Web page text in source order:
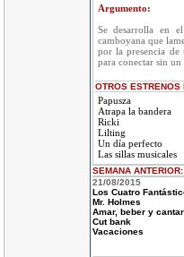
Argumento:
Se desarrolla en
camboyana que
por la presencia de
para conectar sin un
OTROS ESTRENOS
Papusza
Atrapa la bandera
Ricki
Lilting
Un día perfecto
Las sillas musicales
SEMANA ANTERIOR:
21/08/2015
Los Cuatro
Mr. Holmes
Amar, beber y cantar
Cut bank
Vacaciones